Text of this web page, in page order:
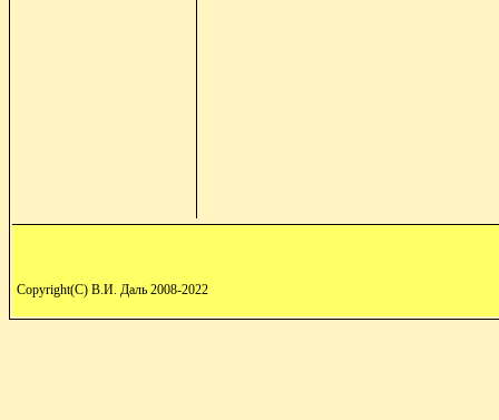
Copyright(C) В.И. Даль 2008-2022